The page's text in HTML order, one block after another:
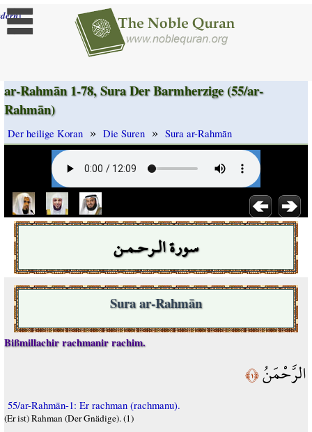
]
ar-Rahmān 1-78, Sura Der Barmherzige (55/ar-
Rahmān)
Der heilige Koran » Die Suren » Sura ar-Rahmān
سورة الـرحـمـن
Sura ar-Rahmān
Bißmillachir rachmanir rachim.
الرَّحْمَنُ﴿١﴾
55/ar-Rahmān-1: Er rachman (rachmanu).
(Er ist) Rahman (Der Gnädige). (1)